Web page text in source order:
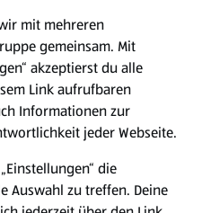
mit mehreren
gemeinsam. Mit
akzeptierst du alle
Link aufrufbaren
Informationen zur
jeder Webseite.
die
Auswahl zu treffen. Deine